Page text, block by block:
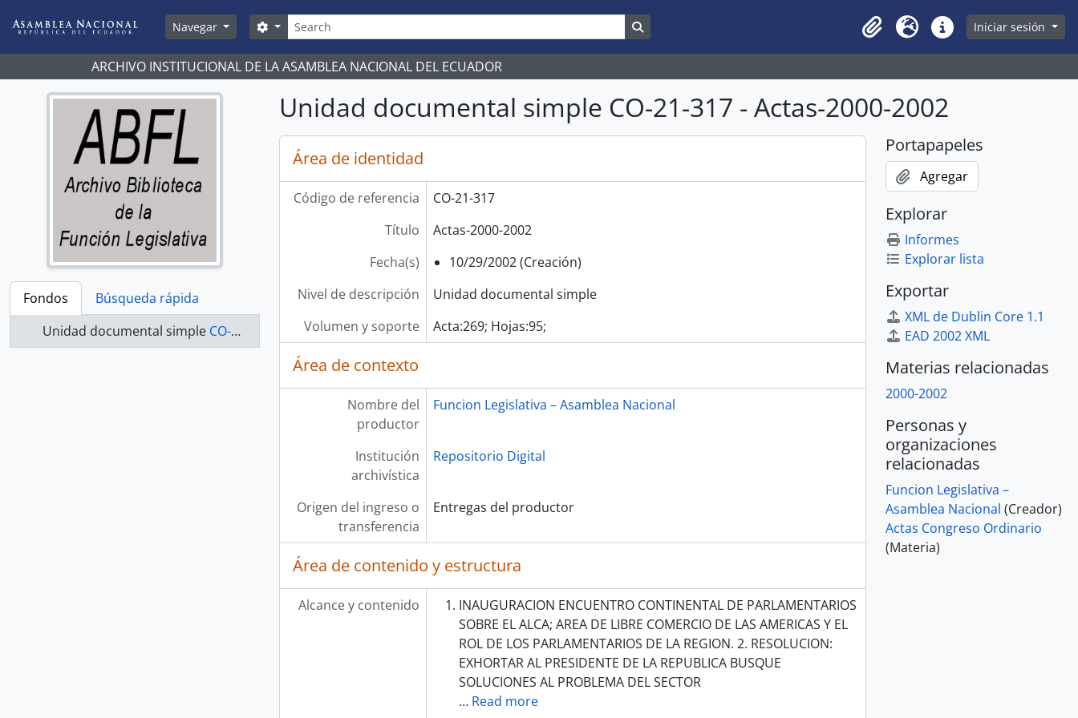
Navegar
Búsqueda
Search options
Clipboard
Idioma Enlaces rápidos
Iniciar sesión
ARCHIVO INSTITUCIONAL DE LA ASAMBLEA NACIONAL DEL ECUADOR
Fondos
Búsqueda rápida
Unidad documental simple CO-21-317 - Actas-2000-2002
Unidad documental simple CO-21-317 - Actas-2000-2002
Área de identidad
Código de referencia
CO-21-317
Título
Actas-2000-2002
Fecha(s)
10/29/2002 (Creación)
Nivel de descripción
Unidad documental simple
Volumen y soporte
Acta:269; Hojas:95;
Área de contexto
Nombre del
productor
Funcion Legislativa – Asamblea Nacional
Institución
archivística
Repositorio Digital
Origen del ingreso o
transferencia
Entregas del productor
Área de contenido y estructura
Alcance y contenido
INAUGURACION ENCUENTRO CONTINENTAL DE PARLAMENTARIOS
SOBRE EL ALCA; AREA DE LIBRE COMERCIO DE LAS AMERICAS Y EL
ROL DE LOS PARLAMENTARIOS DE LA REGION. 2. RESOLUCION:
EXHORTAR AL PRESIDENTE DE LA REPUBLICA BUSQUE
SOLUCIONES AL PROBLEMA DEL SECTOR
… Read more
Portapapeles
Agregar
Explorar
Informes
Explorar lista
Exportar
XML de Dublin Core 1.1
EAD 2002 XML
Materias relacionadas
2000-2002
Personas y
organizaciones
relacionadas
Funcion Legislativa –
Asamblea Nacional (Creador)
Actas Congreso Ordinario
(Materia)